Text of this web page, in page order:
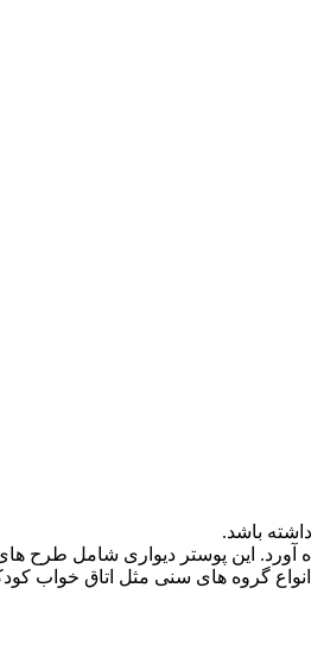
باشد.
آورد. این پوستر دیواری شامل
گروه های سنی مثل اتاق خواب